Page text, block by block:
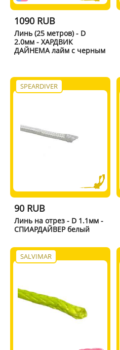
1090 RUB
Линь (25 метров) - D
2.0мм - ХАРДВИК
ДАЙНЕМА лайм с черным
SPEARDIVER
90 RUB
Линь на отрез - D 1.1мм -
СПИАРДАЙВЕР белый
SALVIMAR